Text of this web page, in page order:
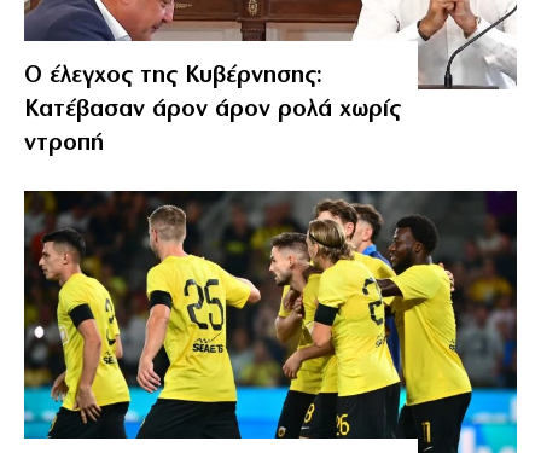
Ο έλεγχος της Κυβέρνησης:
Κατέβασαν άρον άρον ρολά χωρίς
ντροπή